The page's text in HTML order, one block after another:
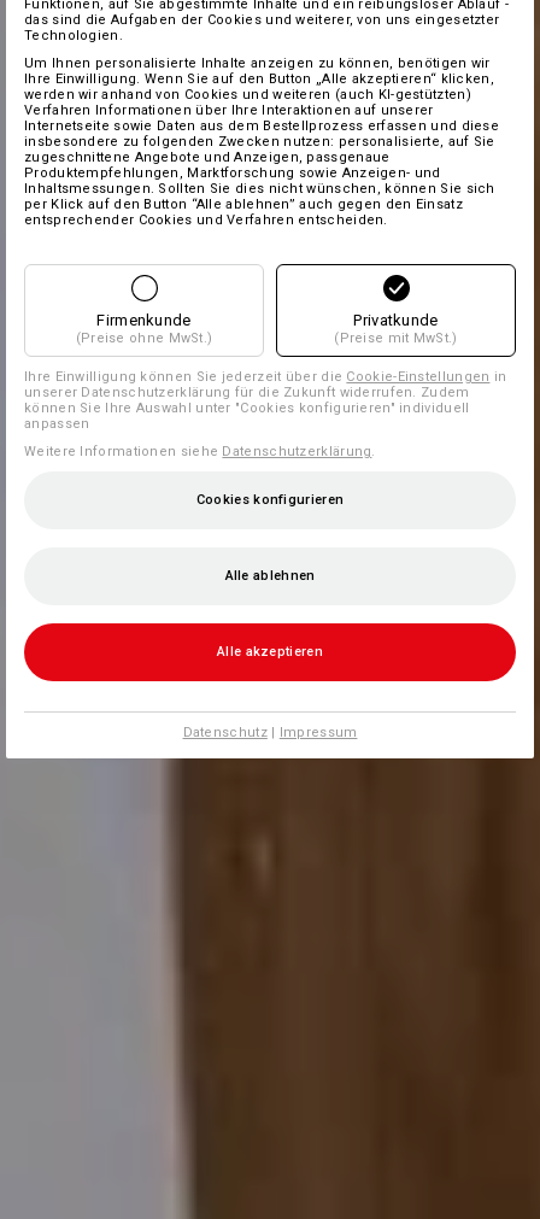
Funktionen, auf Sie abgestimmte Inhalte und ein reibungsloser Ablauf -
das sind die Aufgaben der Cookies und weiterer, von uns eingesetzter
Technologien.
Um Ihnen personalisierte Inhalte anzeigen zu können, benötigen wir
Ihre Einwilligung. Wenn Sie auf den Button „Alle akzeptieren“ klicken,
werden wir anhand von Cookies und weiteren (auch KI-gestützten)
Verfahren Informationen über Ihre Interaktionen auf unserer
Internetseite sowie Daten aus dem Bestellprozess erfassen und diese
insbesondere zu folgenden Zwecken nutzen: personalisierte, auf Sie
zugeschnittene Angebote und Anzeigen, passgenaue
Produktempfehlungen, Marktforschung sowie Anzeigen- und
Inhaltsmessungen. Sollten Sie dies nicht wünschen, können Sie sich
per Klick auf den Button “Alle ablehnen” auch gegen den Einsatz
entsprechender Cookies und Verfahren entscheiden.
Firmenkunde
(Preise ohne MwSt.)
Privatkunde
(Preise mit MwSt.)
Ihre Einwilligung können Sie jederzeit über die Cookie-Einstellungen in
unserer Datenschutzerklärung für die Zukunft widerrufen. Zudem
können Sie Ihre Auswahl unter "Cookies konfigurieren" individuell
anpassen
Weitere Informationen siehe Datenschutzerklärung
Cookies konfigurieren
Alle ablehnen
Alle akzeptieren
Datenschutz| Impressum